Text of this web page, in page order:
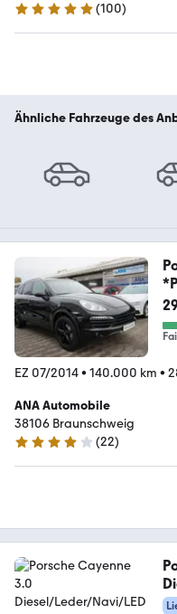
5 Sterne
(100)
Ähnliche Fahrzeuge des
EZ 07/2014• 140.000 km •
ANA Automobile
38106 Braunschweig
4.2 Sterne
(22)